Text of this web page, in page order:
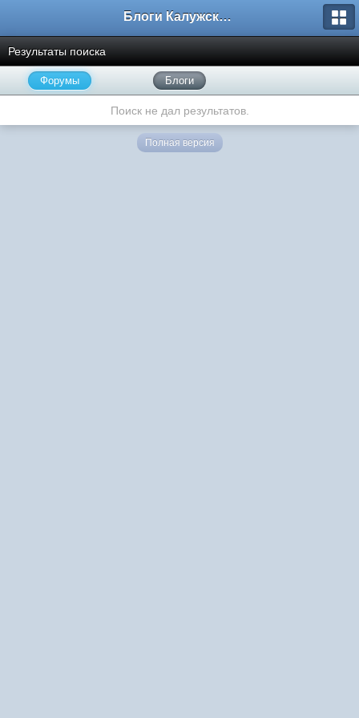
Блоги Калужского перекрестка
Результаты поиска
Форумы Блоги
Поиск не дал результатов.
Полная версия